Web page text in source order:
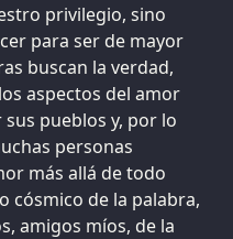
privilegio, sino
para ser de mayor
buscan la verdad,
aspectos del amor
pueblos y, por lo
personas
más allá de todo
cósmico de la palabra,
amigos míos, de la